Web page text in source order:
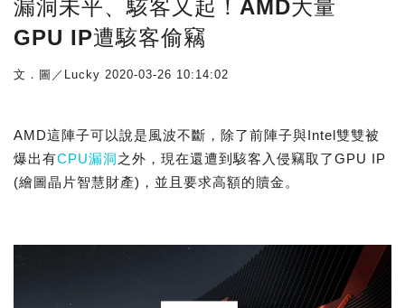
漏洞未平、駭客又起！AMD大量
GPU IP遭駭客偷竊
文．圖／Lucky 2020-03-26 10:14:02
AMD這陣子可以說是風波不斷，除了前陣子與Intel雙雙被
爆出有CPU漏洞之外，現在還遭到駭客入侵竊取了GPU IP
(繪圖晶片智慧財產)，並且要求高額的贖金。